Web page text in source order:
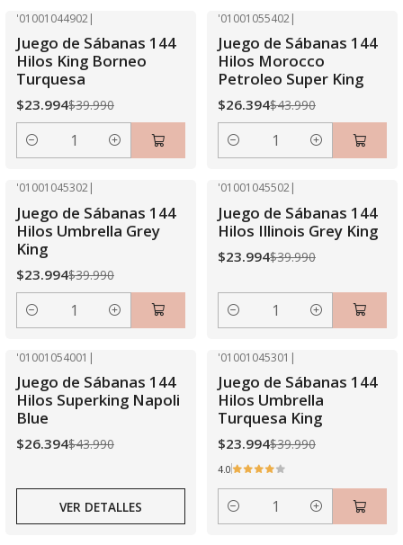
'01001044902|
Juego de Sábanas 144
Hilos King Borneo
Turquesa
$23.994$39.990
Cantidad
'01001055402|
Juego de Sábanas 144
Hilos Morocco
Petroleo Super King
$26.394$43.990
Cantidad
'01001045302|
Juego de Sábanas 144
Hilos Umbrella Grey
King
$23.994$39.990
Cantidad
'01001045502|
Juego de Sábanas 144
Hilos Illinois Grey King
$23.994$39.990
Cantidad
Agotado
'01001054001 |
Juego de Sábanas 144
Hilos Superking Napoli
Blue
$26.394$43.990
VER DETALLES
'01001045301 |
Juego de Sábanas 144
Hilos Umbrella
Turquesa King
$23.994$39.990
4.0
Cantidad